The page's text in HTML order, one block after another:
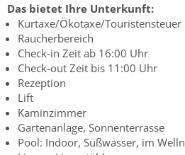
Das bietet Ihre Unterkunft:
Kurtaxe/Ökotaxe/Touristensteuer
Raucherbereich
Check-in Zeit ab 16:00 Uhr
Check-out Zeit bis 11:00 Uhr
Rezeption
Lift
Kaminzimmer
Gartenanlage, Sonnenterrasse
Pool: Indoor, Süßwasser, im